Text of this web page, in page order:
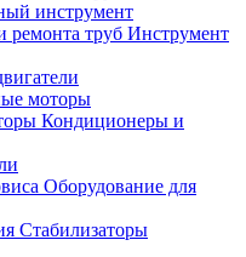
инструмент
Инструмент
моторы
Кондиционеры и
Оборудование для
Стабилизаторы